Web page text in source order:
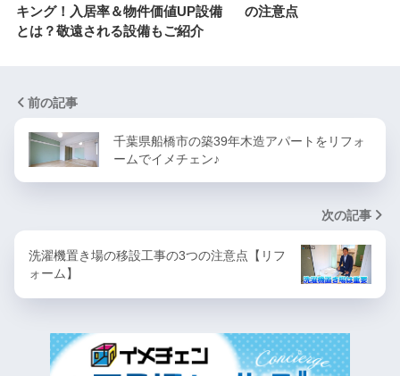
キング！入居率＆物件価値UP設備
とは？敬遠される設備もご紹介
の注意点
前の記事
千葉県船橋市の築39年木造アパートをリフォ
ームでイメチェン♪
次の記事
洗濯機置き場の移設工事の3つの注意点【リフ
ォーム】